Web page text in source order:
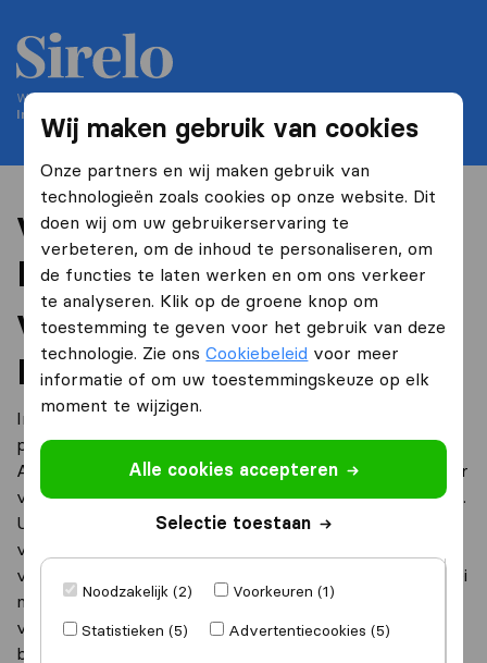
Wij maken gebruik van cookies
Onze partners en wij maken gebruik van
technologieën zoals cookies op onze website. Dit
doen wij om uw gebruikerservaring te
verbeteren, om de inhoud te personaliseren, om
de functies te laten werken en om ons verkeer
te analyseren. Klik op de groene knop om
toestemming te geven voor het gebruik van deze
technologie. Zie onsCookiebeleid voor meer
informatie of om uw toestemmingskeuze op elk
moment te wijzigen.
Alle cookies accepteren
Selectie toestaan
Noodzakelijk (2)
Voorkeuren (1)
Statistieken (5)
Advertentiecookies (5)
We helpen mensen verhuizen sinds 2004
Internationaal-verhuisadvies.be is onderdeel van Sirelo
Verhuizen naar Burkina
Faso
Verhuizen naar Burkina
Faso.
Internationaal-verhuisadvies.be is de grootste
professionele en onafhankelijke verhuissite van België.
Al meer dan 200.000 mensen zijn in de afgelopen 10 jaar
via ons netwerk van internationale verhuizers verhuisd.
U kunt ons gebruiken voor het vinden van
verhuisbedrijven naar Burkina Faso, voor het
vergelijken van verhuisbedrijven, maar ook voor allerlei
nuttige informatie over uw verhuizing. Door het
vergelijken van internationale verhuisbedrijven
bespaart u al snel tot 40% op uw verhuiskosten naar